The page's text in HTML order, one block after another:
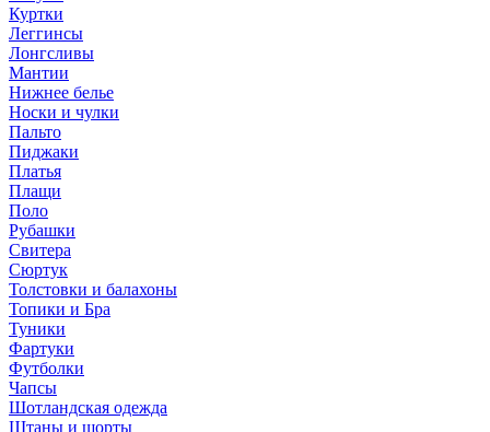
Куртки
Леггинсы
Лонгсливы
Мантии
Нижнее белье
Носки и чулки
Пальто
Пиджаки
Платья
Плащи
Поло
Рубашки
Свитера
Сюртук
Толстовки и балахоны
Топики и Бра
Туники
Фартуки
Футболки
Чапсы
Шотландская одежда
Штаны и шорты